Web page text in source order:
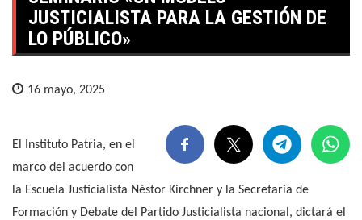
JUSTICIALISTA PARA LA GESTIÓN DE
LO PÚBLICO»
16 mayo, 2025
El Instituto Patria, en el
marco del acuerdo con
la Escuela Justicialista Néstor Kirchner y la Secretaría de
Formación y Debate del Partido Justicialista nacional, dictará el